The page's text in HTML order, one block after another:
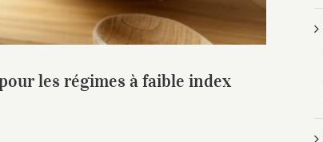
les régimes à faible index